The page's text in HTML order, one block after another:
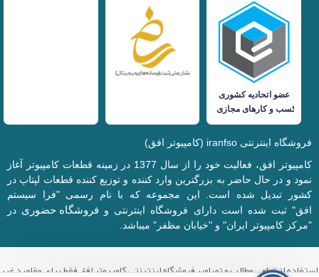
فروشگاه اینترنتی iranfso (کامپیوتر افق)
کامپیوتر افق، فعالیت خود را از سال 1377 در زمینه قطعات کامپیوتر آغاز
نمود و در حال حاضر به بزرگترین وارد کننده و توزیع کننده قطعات لپتاپ در
کشور تبدیل شده است. این مجموعه که با نام رسمی "فرا سیستم
افق" ثبت شده است دارای فروشگاه اینترنتی و فروشگاه حضوری در
"مرکز کامپیوتر ایران" و "خیابان مظفر" میباشد.
استفاده از تمامی مطالب و تصاویر فروشگاه اینترنتی کامپیوتر افق فقط برای مقاصد غیر